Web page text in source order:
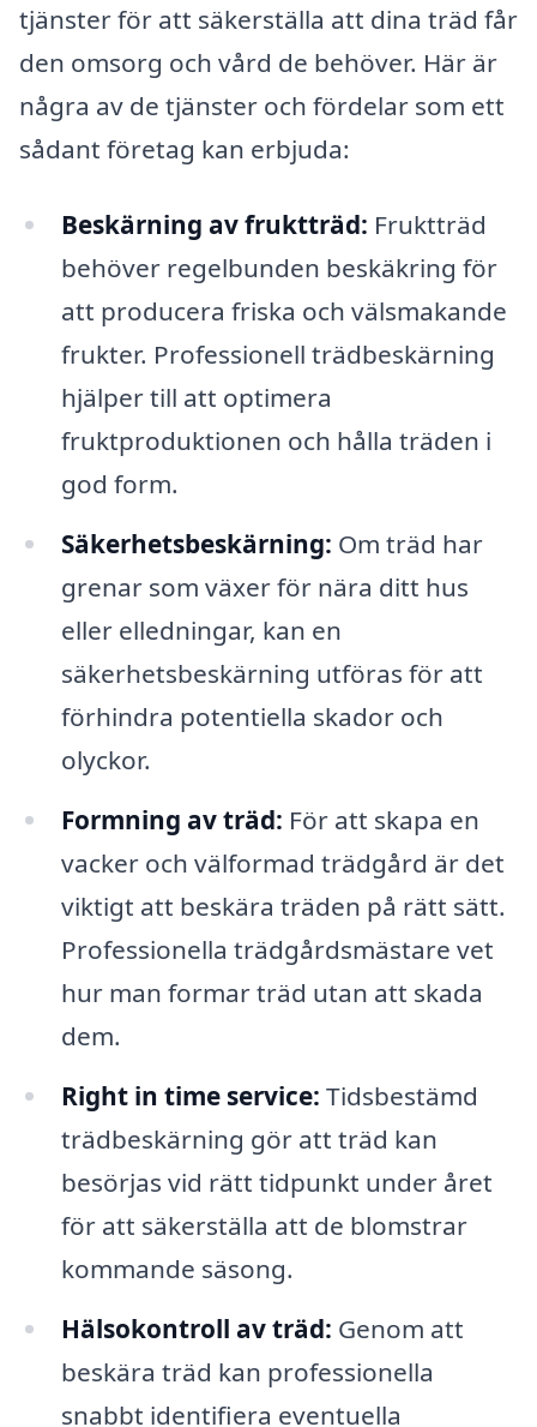
tjänster för att säkerställa att dina träd får
den omsorg och vård de behöver. Här är
några av de tjänster och fördelar som ett
sådant företag kan erbjuda:
Beskärning av fruktträd: Fruktträd
behöver regelbunden beskäkring för
att producera friska och välsmakande
frukter. Professionell trädbeskärning
hjälper till att optimera
fruktproduktionen och hålla träden i
god form.
Säkerhetsbeskärning: Om träd har
grenar som växer för nära ditt hus
eller elledningar, kan en
säkerhetsbeskärning utföras för att
förhindra potentiella skador och
olyckor.
Formning av träd: För att skapa en
vacker och välformad trädgård är det
viktigt att beskära träden på rätt sätt.
Professionella trädgårdsmästare vet
hur man formar träd utan att skada
dem.
Right in time service: Tidsbestämd
trädbeskärning gör att träd kan
besörjas vid rätt tidpunkt under året
för att säkerställa att de blomstrar
kommande säsong.
Hälsokontroll av träd: Genom att
beskära träd kan professionella
snabbt identifiera eventuella